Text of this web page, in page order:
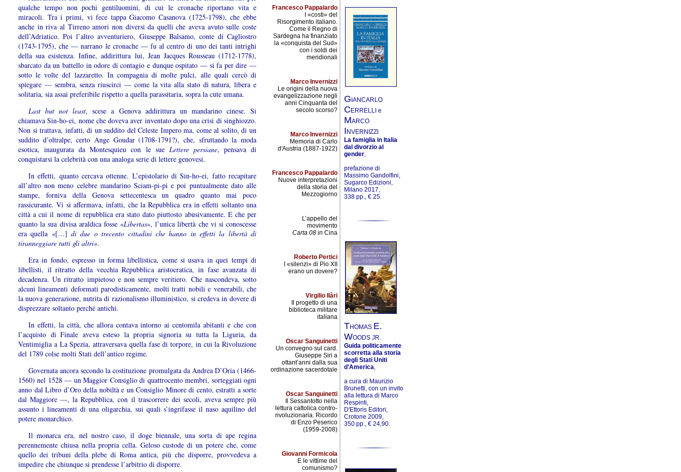
qualche tempo non pochi gentiluomini, di cui le cronache riportano vita e
miracoli. Tra i primi, vi fece tappa Giacomo Casanova (1725-1798), che ebbe
anche in riva al Tirreno amori non diversi da quelli che aveva avuto sulle coste
dell’Adriatico. Poi l’altro avventuriero, Giuseppe Balsamo, conte di Cagliostro
(1743-1795), che — narrano le cronache — fu al centro di uno dei tanti intrighi
della sua esistenza. Infine, addirittura lui, Jean Jacques Rousseau (1712-1778),
sbarcato da un battello in odore di contagio e dunque ospitato — si fa per dire —
sotto le volte del lazzaretto. In compagnia di molte pulci, alle quali cercò di
spiegare — sembra, senza riuscirci — come la vita alla stato di natura, libera e
solitaria, sia assai preferibile rispetto a quella parassitaria, sopra la cute umana.
Last but not least, scese a Genova addirittura un mandarino cinese. Si
chiamava Sin-ho-ei, nome che doveva aver inventato dopo una crisi di singhiozzo.
Non si trattava, infatti, di un suddito del Celeste Impero ma, come al solito, di un
suddito d’oltralpe, certo Ange Goudar (1708-1791?), che, sfruttando la moda
esotica, inaugurata da Montesquieu con le sue Lettere persiane, pensava di
conquistarsi la celebrità con una analoga serie di lettere genovesi.
In effetti, quanto cercava ottenne. L’epistolario di Sin-ho-ei, fatto recapitare
all’altro non meno celebre mandarino Sciam-pi-pi e poi puntualmente dato alle
stampe, forniva della Genova settecentesca un quadro quanto mai poco
rassicurante. Vi si affermava, infatti, che la Repubblica era in effetti soltanto una
città a cui il nome di repubblica era stato dato piuttosto abusivamente. E che per
quanto la sua divisa araldica fosse «Libertas», l’unica libertà che vi si conoscesse
era quella «[…]di due o trecento cittadini che hanno in effetti la libertà di
tiranneggiare tutti gli altri».
Era in fondo, espresso in forma libellistica, come si usava in quei tempi di
libellisti, il ritratto della vecchia Repubblica aristocratica, in fase avanzata di
decadenza. Un ritratto impietoso e non sempre veritiero. Che nascondeva, sotto
alcuni lineamenti deformati parodisticamente, molti tratti nobili e venerabili, che
la nuova generazione, nutrita di razionalismo illuministico, si credeva in dovere di
disprezzare soltanto perché antichi.
In effetti, la città, che allora contava intorno ai centomila abitanti e che con
l’acquisto di Finale aveva esteso la propria signoria su tutta la Liguria, da
Ventimiglia a La Spezia, attraversava quella fase di torpore, in cui la Rivoluzione
del 1789 colse molti Stati dell’antico regime.
Governata ancora secondo la costituzione promulgata da Andrea D’Oria (1466-
1560) nel 1528 — un Maggior Consiglio di quattrocento membri, sorteggiati ogni
anno dal Libro d’Oro della nobiltà e un Consiglio Minore di cento, estratti a sorte
dal Maggiore —, la Repubblica, con il trascorrere dei secoli, aveva sempre più
assunto i lineamenti di una oligarchia, sui quali s’ingrifasse il naso aquilino del
potere monarchico.
Il monarca era, nel nostro caso, il doge biennale, una sorta di ape regina
perennemente chiusa nella propria cella. Geloso custode di un potere che, come
quello dei tribuni della plebe di Roma antica, più che disporre, provvedeva a
impedire che chiunque si prendesse l’arbitrio di disporre.
Francesco Pappalardo
I «costi» del
Risorgimento italiano.
Come il Regno di
Sardegna ha finanziato
la «conquista del Sud»
con i soldi dei
meridionali
Marco Invernizzi
Le origini della nuova
evangelizzazione negli
anni Cinquanta del
secolo scorso?
Marco Invernizzi
Memoria di Carlo
d'Austria (1887-1922)
Francesco Pappalardo
Nuove interpretazioni
della storia del
Mezzogiorno
L’appello del
movimento
Carta 08 in Cina
Roberto Pertici
I «silenzi» di Pio XII
erano un dovere?
Virgilio Ilàri
Il progetto di una
biblioteca militare
italiana
Oscar Sanguinetti
Un convegno sul card.
Giuseppe Siri a
ottant’anni dalla sua
ordinazione sacerdotale
Oscar Sanguinetti
Il Sessantotto nella
lettura cattolica contro-
rivoluzionaria. Ricordo
di Enzo Peserico
(1959-2008)
Giovanni Formicola
E le vittime del
comunismo?
GIANCARLO
CERRELLI e
MARCO
INVERNIZZI
La famiglia in Italia
dal divorzio al
gender
prefazione di
Massimo Gandolfini,
Sugarco Edizioni,
Milano 2017,
338 pp., € 25.
THOMAS E.
WOODS JR.
Guida politicamente
scorretta alla storia
degli Stati Uniti
d'America,
a cura di Maurizio
Brunetti, con un invito
alla lettura di Marco
Respinti,
D'Ettoris Editori,
Crotone 2009,
350 pp., € 24,90.